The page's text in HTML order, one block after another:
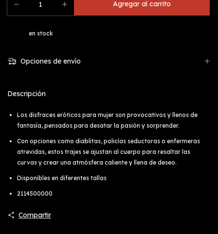
en stock
Opciones de envío
Descripción
Los disfraces eróticos para mujer son provocativos y llenos de
fantasía, pensados para desatar la pasión y sorprender.
Con opciones como diablitas, policías seductoras o enfermeras
atrevidas, estos trajes se ajustan al cuerpo para resaltar las
curvas y crear una atmósfera caliente y llena de deseo.
Disponibles en diferentes tallas
2114500000
Compartir